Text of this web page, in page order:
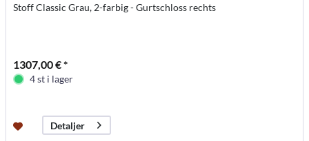
Stoff Classic Grau, 2-farbig - Gurtschloss rechts
1307,00 € *
4 st i lager
Detaljer